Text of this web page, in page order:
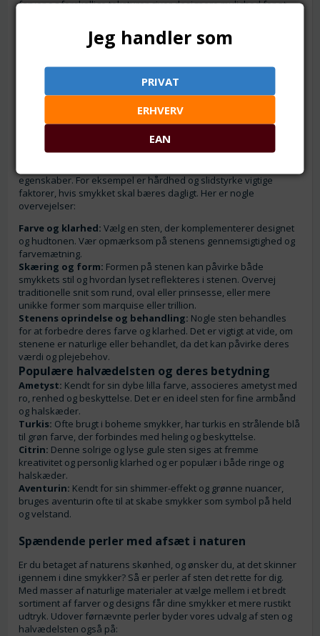
farver og forskellige teksturer giver designere mulighed for at
stil eller anledning. Mange halvædelsten har også en særlig
betydning og antages at bære helbredende egenskaber, hvilket
halvædelsten generelt mere overkommelige end ædelsten,
hvilket gør dem tilgængelige for et bredere publikum og tillader
en større kreativ frihed i designprocessen.
Guide til valg af halvædelsten
Når du vælger halvædelsten til dine smykker, er det vigtigt at
egenskaber. For eksempel er hårdhed og slidstyrke vigtige
faktorer, hvis smykket skal bæres dagligt. Her er nogle
overvejelser:
Farve og klarhed: Vælg en sten, der komplementerer designet
og hudtonen. Vær opmærksom på stenens gennemsigtighed og
farvemætning.
Skæring og form: Formen på stenen kan påvirke både
smykkets stil og hvordan lyset reflekteres i stenen. Overvej
traditionelle snit som rund, oval eller prinsesse, eller mere
unikke former som marquise eller trillion.
Stenens oprindelse og behandling: Nogle sten behandles
for at forbedre deres farve og klarhed. Det er vigtigt at vide, om
stenene er naturlige eller behandlet, da det kan påvirke deres
værdi og plejebehov.
Populære halvædelsten og deres betydning
Ametyst: Kendt for sin dybe lilla farve, associeres ametyst med
ro, renhed og beskyttelse. Det er en ideel sten for fine armbånd
og halskæder.
Turkis: Ofte brugt i boheme smykker, har turkis en strålende blå
til grøn farve, der forbindes med heling og beskyttelse.
Citrin: Denne solrige og lyse gule sten siges at fremme
kreativitet og personlig klarhed og er populær i både ringe og
halskæder.
Aventurin: Kendt for sin shimmer-effekt og grønne nuancer,
bruges aventurin ofte til at skabe smykker som symbol på held
og velstand.
Spændende perler med afsæt i naturen
Er du betaget af naturens skønhed, og ønsker du, at det skinner
igennem i dine smykker? Så er perler af sten det rette for dig.
Med masser af naturlige materialer at vælge mellem i et bredt
sortiment af farver og designs får dine smykker et mere rustikt
udtryk. Udover førnævnte perler byder vores udvalg af sten og
halvædelsten også på:
Jeg handler som
PRIVAT
ERHVERV
EAN